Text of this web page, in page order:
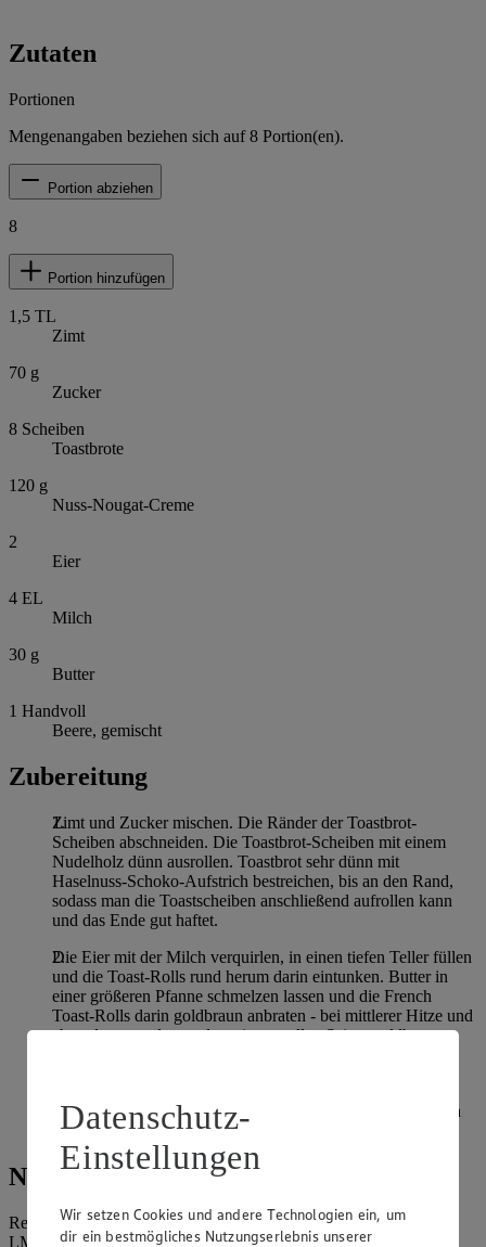
Zutaten
Portionen
Mengenangaben beziehen sich auf8 Portion(en).
Portion abziehen
8
Portion hinzufügen
1,5 TL
Zimt
70 g
Zucker
8 Scheiben
Toastbrote
120 g
Nuss-Nougat-Creme
2
Eier
4 EL
Milch
30 g
Butter
1 Handvoll
Beere, gemischt
Zubereitung
Zimt und Zucker mischen. Die Ränder der Toastbrot-
Scheiben abschneiden. Die Toastbrot-Scheiben mit einem
Nudelholz dünn ausrollen. Toastbrot sehr dünn mit
Haselnuss-Schoko-Aufstrich bestreichen, bis an den Rand,
sodass man die Toastscheiben anschließend aufrollen kann
und das Ende gut haftet.
Die Eier mit der Milch verquirlen, in einen tiefen Teller füllen
und die Toast-Rolls rund herum darin eintunken. Butter in
einer größeren Pfanne schmelzen lassen und die French
Toast-Rolls darin goldbraun anbraten - bei mittlerer Hitze und
ab und zu wenden, sodass sie von allen Seiten goldbraun
nacheinander in der Zucker-Zimt-Mischung wälzen. French
Toast Rolls nach Belieben mit ein paar Beeren servieren.
Nährwerte
Referenzmenge für einen durchschnittlichen Erwachsenen laut
LMIV (8.400 kJ/2.000 kcal).
Datenschutz-
Einstellungen
Wir setzen Cookies und andere Technologien ein, um
dir ein bestmögliches Nutzungserlebnis unserer